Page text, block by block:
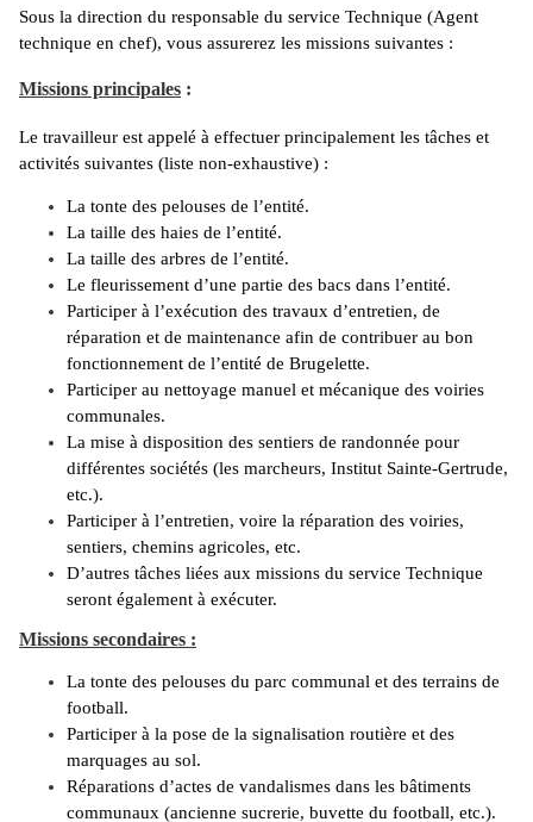
Sous la direction du responsable du service Technique (Agent
technique en chef), vous assurerez les missions suivantes :
Missions principales :
Le travailleur est appelé à effectuer principalement les tâches et
activités suivantes (liste non-exhaustive) :
La tonte des pelouses de l’entité.
La taille des haies de l’entité.
La taille des arbres de l’entité.
Le fleurissement d’une partie des bacs dans l’entité.
Participer à l’exécution des travaux d’entretien, de
réparation et de maintenance afin de contribuer au bon
fonctionnement de l’entité de Brugelette.
Participer au nettoyage manuel et mécanique des voiries
communales.
La mise à disposition des sentiers de randonnée pour
différentes sociétés (les marcheurs, Institut Sainte-Gertrude,
etc.).
Participer à l’entretien, voire la réparation des voiries,
sentiers, chemins agricoles, etc.
D’autres tâches liées aux missions du service Technique
seront également à exécuter.
Missions secondaires :
La tonte des pelouses du parc communal et des terrains de
football.
Participer à la pose de la signalisation routière et des
marquages au sol.
Réparations d’actes de vandalismes dans les bâtiments
communaux (ancienne sucrerie, buvette du football, etc.).